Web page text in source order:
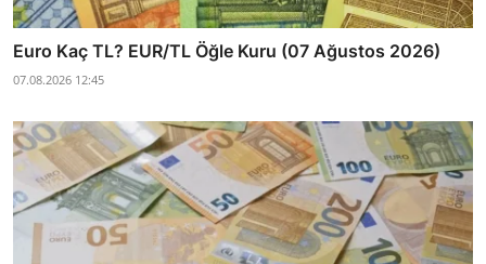
Euro Kaç TL? EUR/TL Öğle Kuru (07 Ağustos 2026)
07.08.2026 12:45